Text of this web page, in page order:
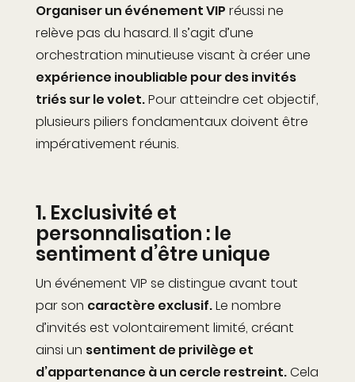
Organiser un événement VIP réussi ne
relève pas du hasard. Il s’agit d’une
orchestration minutieuse visant à créer une
expérience inoubliable pour des invités
triés sur le volet.Pour atteindre cet objectif,
plusieurs piliers fondamentaux doivent être
impérativement réunis.
1. Exclusivité et
personnalisation : le
sentiment d’être unique
Un événement VIP se distingue avant tout
par son caractère exclusif.Le nombre
d’invités est volontairement limité, créant
ainsi un sentiment de privilège et
d’appartenance à un cercle restreint.Cela